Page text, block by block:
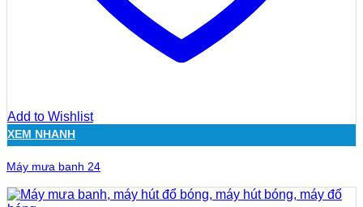
Add to Wishlist
XEM NHANH
Máy mưa banh 24